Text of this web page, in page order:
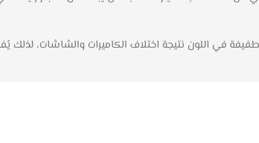
في اللون نتيجة اختلاف الكاميرات والشاشات، لذلك